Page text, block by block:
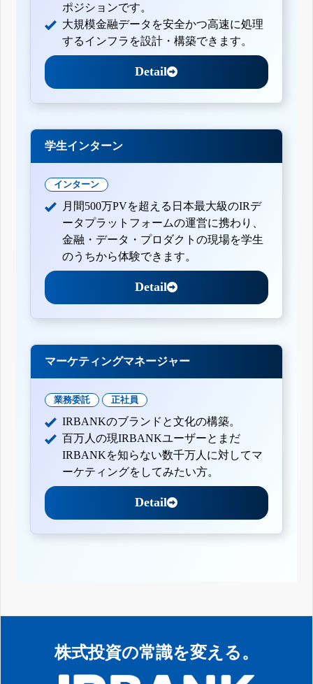
ポジションです。
大規模金融データを安全かつ高速に処理
するインフラを設計・構築できます。
Detail
学生インターン
インターン
月間500万PVを超える日本最大級のIRデ
ータプラットフォームの運営に携わり、
金融・データ・プロダクトの現場を学生
のうちから体験できます。
Detail
マーケティングマネージャー
業務委託 正社員
IRBANKのブランドと文化の構築。
百万人の現IRBANKユーザーとまだ
IRBANKを知らない数千万人に対してマ
ーケティングをしてみたい方。
Detail
株式投資の常識を変える。